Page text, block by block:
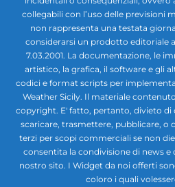
collegabili con l’uso delle previsioni
non rappresenta una testata
considerarsi un prodotto editoriale
7.03.2001. La documentazione, le
artistico, la grafica, il software e gli
codici e format scripts per
Weather Sicily. Il materiale
copyright. E' fatto, pertanto, divieto di
scaricare, trasmettere, pubblicare, o
terzi per scopi commerciali se non
consentita la condivisione di news e
nostro sito. I Widget da noi offerti
coloro i quali